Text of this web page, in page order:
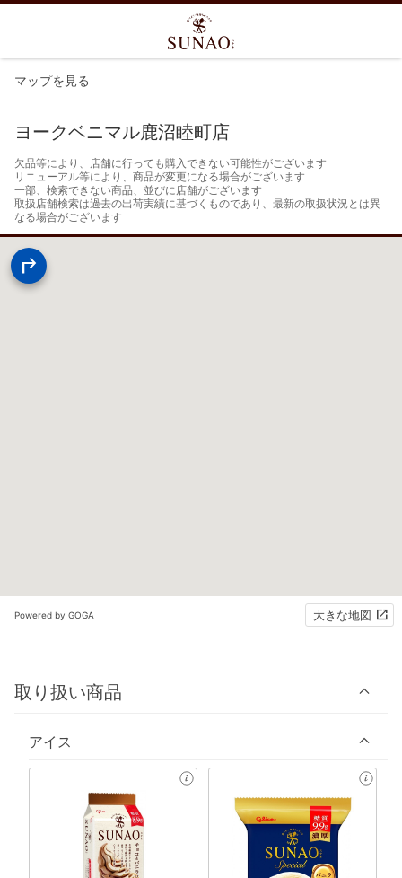
マップを見る
ヨークベニマル鹿沼睦町店
欠品等により、店舗に行っても購入できない可能性がございます
リニューアル等により、商品が変更になる場合がございます
一部、検索できない商品、並びに店舗がございます
取扱店舗検索は過去の出荷実績に基づくものであり、最新の取扱状況とは異
なる場合がございます
Powered by GOGA 大きな地図
取り扱い商品
アイス